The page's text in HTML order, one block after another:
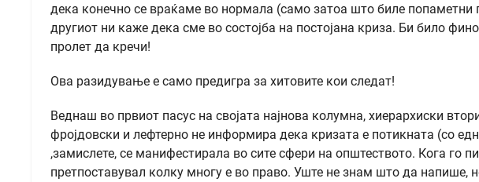
дека конечно се враќаме во нормала (само затоа што биле попаметни
другиот ни каже дека сме во состојба на постојана криза. Би било
пролет да кречи!
Ова разидување е само предигра за хитовите кои следат!
Веднаш во првиот пасус на својата најнова колумна, хиерархиски
фројдовски и лефтерно не информира дека кризата е потикната (со
,замислете, се манифестирала во сите сфери на општеството. Кога го
претпоставувал колку многу е во право. Уште не знам што да напише,